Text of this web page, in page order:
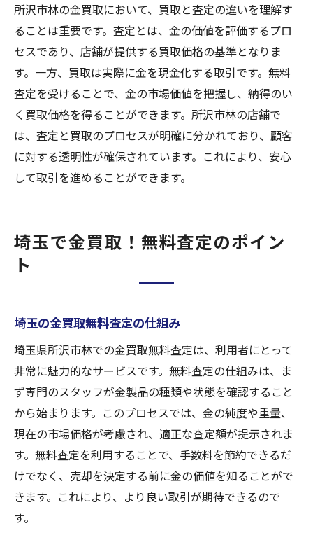
所沢市林の金買取において、買取と査定の違いを理解す
ることは重要です。査定とは、金の価値を評価するプロ
セスであり、店舗が提供する買取価格の基準となりま
す。一方、買取は実際に金を現金化する取引です。無料
査定を受けることで、金の市場価値を把握し、納得のい
く買取価格を得ることができます。所沢市林の店舗で
は、査定と買取のプロセスが明確に分かれており、顧客
に対する透明性が確保されています。これにより、安心
して取引を進めることができます。
埼玉で金買取！無料査定のポイン
ト
埼玉の金買取無料査定の仕組み
埼玉県所沢市林での金買取無料査定は、利用者にとって
非常に魅力的なサービスです。無料査定の仕組みは、ま
ず専門のスタッフが金製品の種類や状態を確認すること
から始まります。このプロセスでは、金の純度や重量、
現在の市場価格が考慮され、適正な査定額が提示されま
す。無料査定を利用することで、手数料を節約できるだ
けでなく、売却を決定する前に金の価値を知ることがで
きます。これにより、より良い取引が期待できるので
す。